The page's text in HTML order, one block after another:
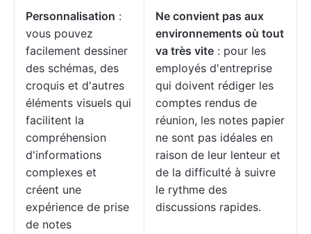
Personnalisation :
vous pouvez
facilement dessiner
des schémas, des
croquis et d'autres
éléments visuels qui
facilitent la
compréhension
d'informations
complexes et
créent une
expérience de prise
de notes
Ne convient pas aux
environnements où tout
va très vite : pour les
employés d'entreprise
qui doivent rédiger les
comptes rendus de
réunion, les notes papier
ne sont pas idéales en
raison de leur lenteur et
de la difficulté à suivre
le rythme des
discussions rapides.